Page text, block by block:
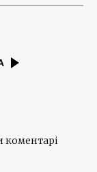
коментарі